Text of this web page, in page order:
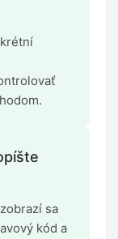
sa
kód a